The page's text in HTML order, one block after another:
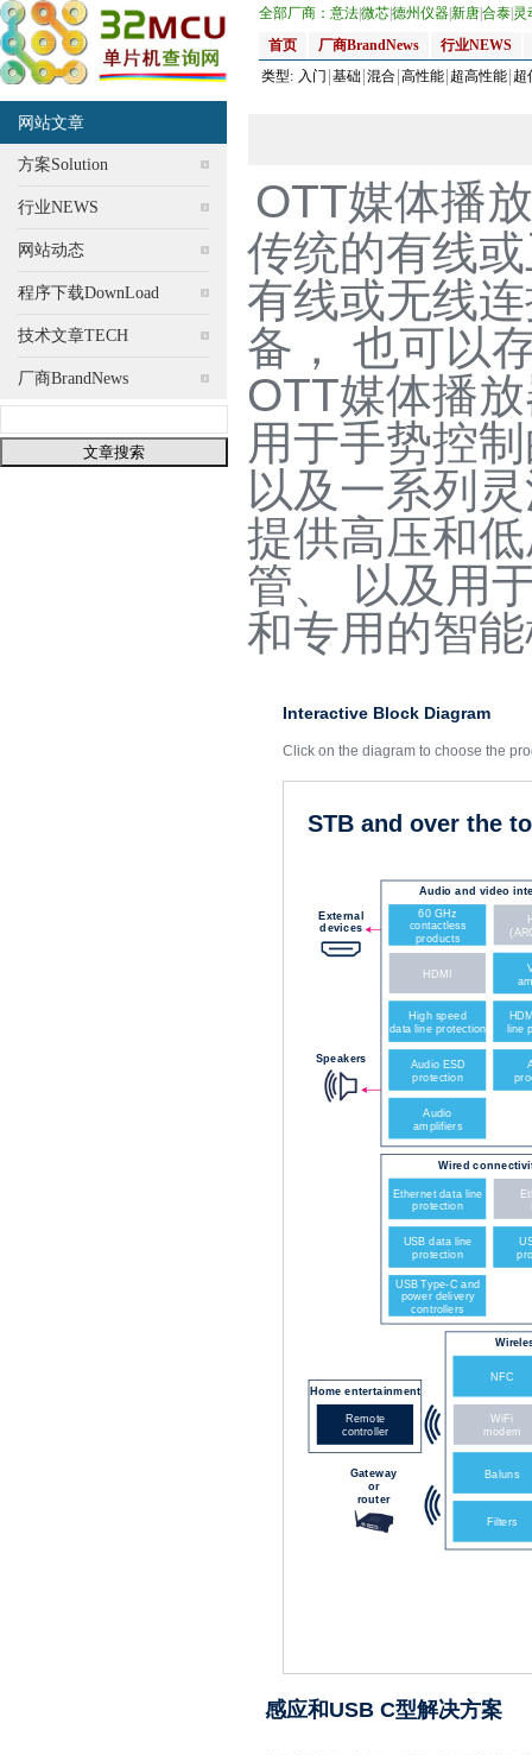
全部厂商： 意法微芯德州仪器新唐合泰 灵
首页
厂商BrandNews
行业NEWS
类型: 入门 基础 混合 高性能 超高性能 超
网站文章
方案Solution
行业NEWS
网站动态
程序下载DownLoad
技术文章TECH
厂商BrandNews
OTT媒体播
传统的有线
有线或无线
备， 也可以
OTT媒体播
用于手势控
以及一系列
提供高压和
管、 以及用
和专用的智
Interactive Block Diagram
Click on the diagram to choose the
STB and over the
感应和USB C型解决方案